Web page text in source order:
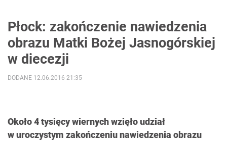
Płock: zakończenie nawiedzenia
obrazu Matki Bożej Jasnogórskiej
w diecezji
Około 4 tysięcy wiernych wzięło udział
w uroczystym zakończeniu nawiedzenia obrazu
DODANE 12.06.2016 21:35